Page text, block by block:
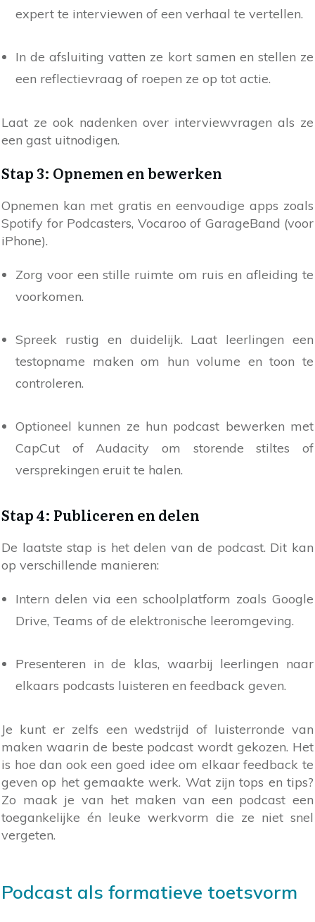
expert te interviewen of een verhaal te vertellen.
In de afsluiting vatten ze kort samen en stellen ze
een reflectievraag of roepen ze op tot actie.
Laat ze ook nadenken over interviewvragen als ze
een gast uitnodigen.
Stap 3: Opnemen en bewerken
Opnemen kan met gratis en eenvoudige apps zoals
Spotify for Podcasters, Vocaroo of GarageBand (voor
iPhone).
Zorg voor een stille ruimte om ruis en afleiding te
voorkomen.
Spreek rustig en duidelijk. Laat leerlingen een
testopname maken om hun volume en toon te
controleren.
Optioneel kunnen ze hun podcast bewerken met
CapCut of Audacity om storende stiltes of
versprekingen eruit te halen.
Stap 4: Publiceren en delen
De laatste stap is het delen van de podcast. Dit kan
op verschillende manieren:
Intern delen via een schoolplatform zoals Google
Drive, Teams of de elektronische leeromgeving.
Presenteren in de klas, waarbij leerlingen naar
elkaars podcasts luisteren en feedback geven.
Je kunt er zelfs een wedstrijd of luisterronde van
maken waarin de beste podcast wordt gekozen. Het
is hoe dan ook een goed idee om elkaar feedback te
geven op het gemaakte werk. Wat zijn tops en tips?
Zo maak je van het maken van een podcast een
toegankelijke én leuke werkvorm die ze niet snel
vergeten.
Podcast als formatieve toetsvorm